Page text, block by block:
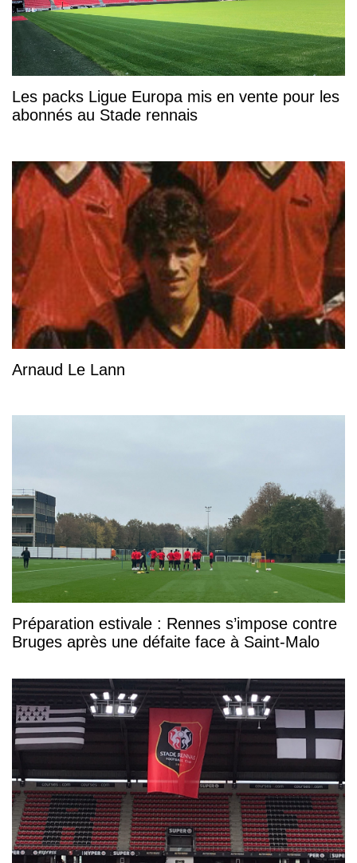
Les packs Ligue Europa mis en vente pour les
abonnés au Stade rennais
Arnaud Le Lann
Préparation estivale : Rennes s’impose contre
Bruges après une défaite face à Saint-Malo